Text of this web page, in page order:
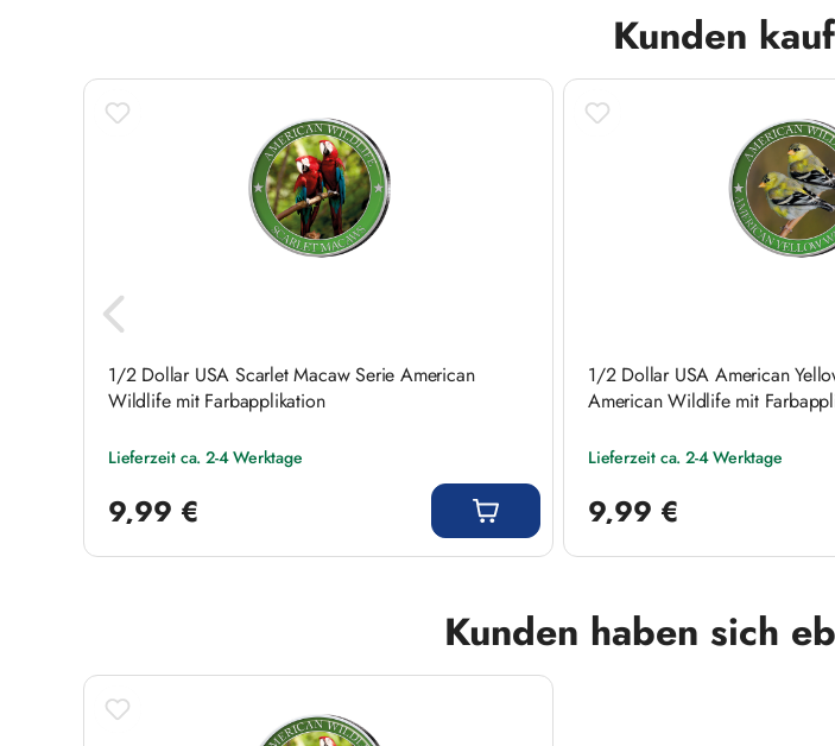
Kunden
1/2 Dollar USA Scarlet Macaw Serie American
Wildlife mit Farbapplikation
Lieferzeit ca. 2-4 Werktage
9,99 €
1/2 Dollar USA American
American Wildlife mit
Lieferzeit ca. 2-4 Werktage
9,99 €
Kunden haben sich